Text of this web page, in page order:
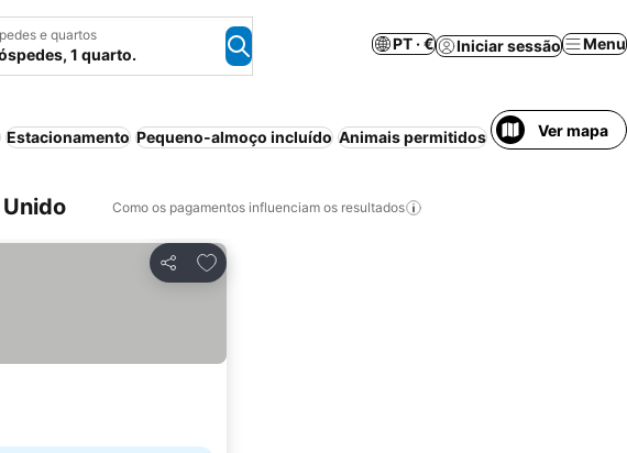
e quartos
1 quarto.
PT · € Iniciar sessão Menu
Estacionamento Pequeno-almoço incluído Animais permitidos Spa Banheira
Ver mapa
Como os pagamentos influenciam os resultados
Partilhar
Adicionar aos favoritos